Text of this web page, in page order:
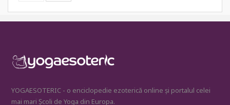
YOGAESOTERIC - o enciclopedie ezoterică online și portalul celei
mai mari Școli de Yoga din Europa.